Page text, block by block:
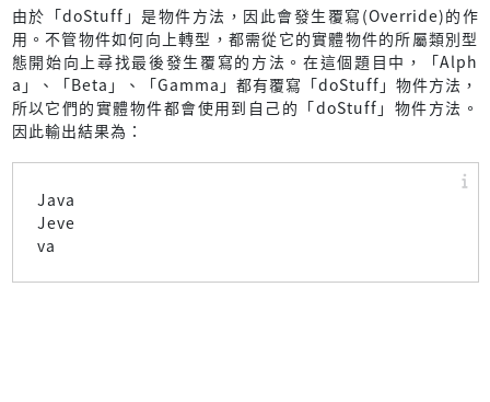
由於「doStuff」是物件方法，因此會發生覆寫(Override)的作
用。不管物件如何向上轉型，都需從它的實體物件的所屬類別型
態開始向上尋找最後發生覆寫的方法。在這個題目中，「Alph
a」、「Beta」、「Gamma」都有覆寫「doStuff」物件方法，
所以它們的實體物件都會使用到自己的「doStuff」物件方法。
因此輸出結果為：
Java
Jeve
va